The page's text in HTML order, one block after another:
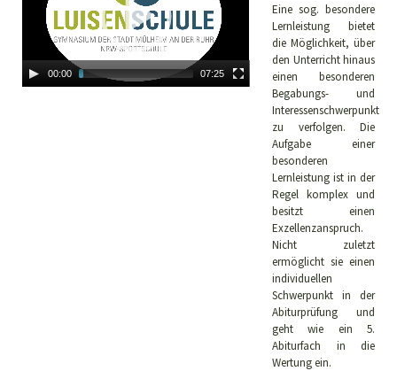
00:00 07:25
Eine sog. besondere
Lernleistung bietet
die Möglichkeit, über
den Unterricht hinaus
einen besonderen
Begabungs- und
Interessenschwerpunkt
zu verfolgen. Die
Aufgabe einer
besonderen
Lernleistung ist in der
Regel komplex und
besitzt einen
Exzellenzanspruch.
Nicht zuletzt
ermöglicht sie einen
individuellen
Schwerpunkt in der
Abiturprüfung und
geht wie ein 5.
Abiturfach in die
Wertung ein.